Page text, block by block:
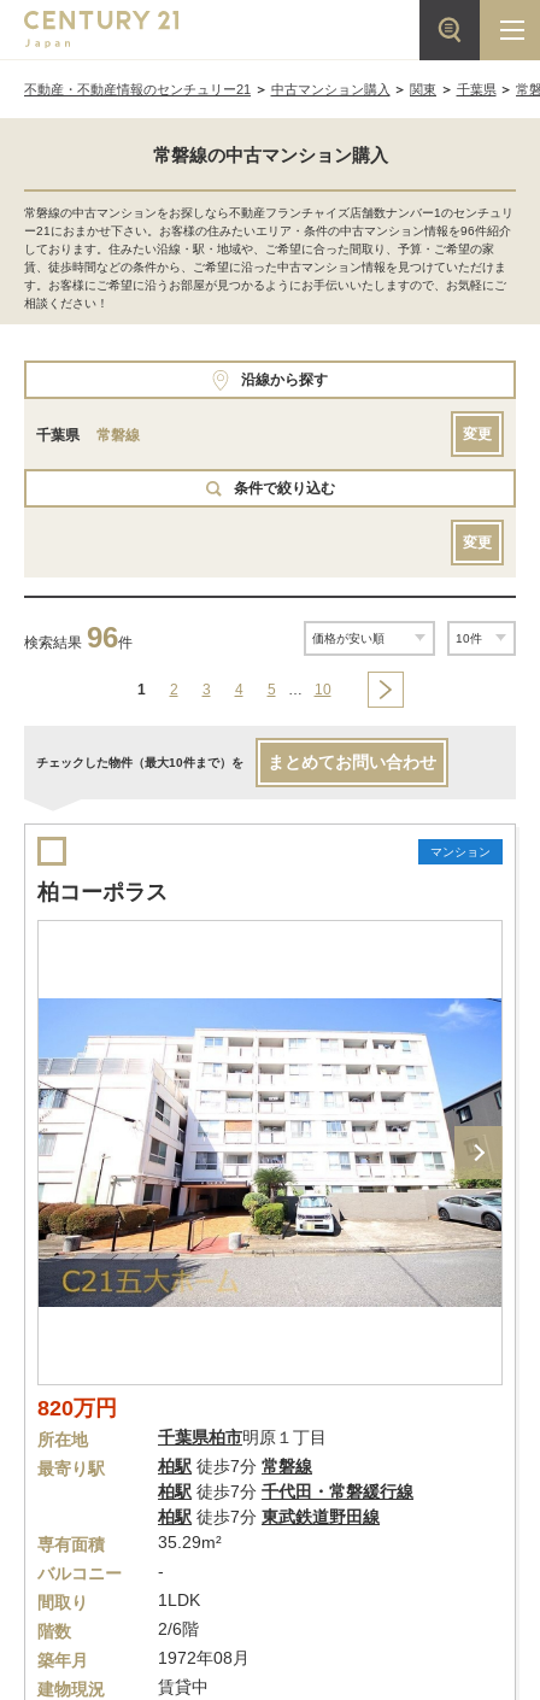
不動産・不動産情報のセンチュリー21 中古マンション購入 関東 千葉県 常
常磐線の中古マンション購入
常磐線の中古マンションをお探しなら不動産フランチャイズ店舗数ナンバー1のセンチュリ
ー21におまかせ下さい。お客様の住みたいエリア・条件の中古マンション情報を96件紹介
しております。住みたい沿線・駅・地域や、ご希望に合った間取り、予算・ご希望の家
賃、徒歩時間などの条件から、ご希望に沿った中古マンション情報を見つけていただけま
す。お客様にご希望に沿うお部屋が見つかるようにお手伝いいたしますので、お気軽にご
相談ください！
沿線から探す
千葉県 常磐線 変更
条件で絞り込む
変更
検索結果 96件
1 2 3 4 5 … 10
チェックした物件（最大10件まで）を まとめてお問い合わせ
マンション
柏コーポラス
820万円
所在地 千葉県柏市明原１丁目
最寄り駅
柏駅 徒歩7分 常磐線
柏駅 徒歩7分 千代田・常磐緩行線
柏駅 徒歩7分 東武鉄道野田線
専有面積
35.29m²
バルコニー
-
間取り
1LDK
階数
2/6階
築年月
1972年08月
建物現況
賃貸中